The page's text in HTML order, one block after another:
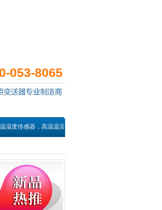
053-8065
传感器，高温温湿度变送器，温湿度监控，高温高湿